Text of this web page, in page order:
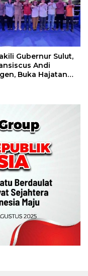
Gubernur Sulut,
Andi
Buka Hajatan